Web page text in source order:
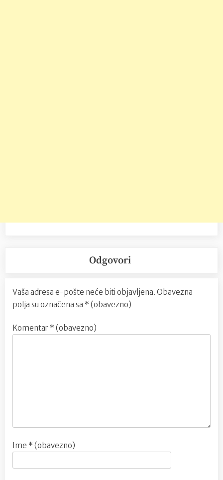
Odgovori
Vaša adresa e-pošte neće biti objavljena. Obavezna
polja su označena sa * (obavezno)
Komentar * (obavezno)
Ime * (obavezno)